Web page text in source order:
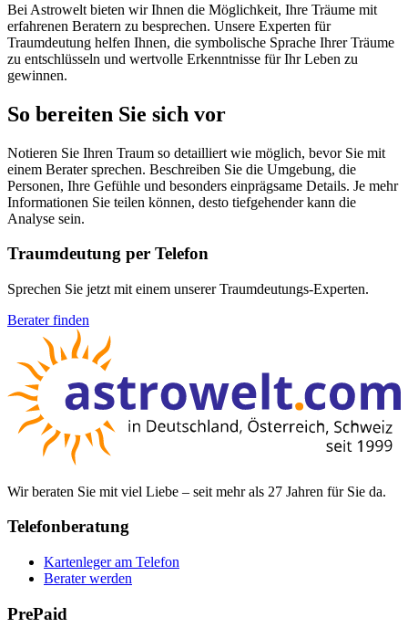
Bei Astrowelt bieten wir Ihnen die Möglichkeit, Ihre Träume mit
erfahrenen Beratern zu besprechen. Unsere Experten für
Traumdeutung helfen Ihnen, die symbolische Sprache Ihrer Träume
zu entschlüsseln und wertvolle Erkenntnisse für Ihr Leben zu
gewinnen.
So bereiten Sie sich vor
Notieren Sie Ihren Traum so detailliert wie möglich, bevor Sie mit
einem Berater sprechen. Beschreiben Sie die Umgebung, die
Personen, Ihre Gefühle und besonders einprägsame Details. Je mehr
Informationen Sie teilen können, desto tiefgehender kann die
Analyse sein.
Traumdeutung per Telefon
Sprechen Sie jetzt mit einem unserer Traumdeutungs-Experten.
Berater finden
Wir beraten Sie mit viel Liebe – seit mehr als 27 Jahren für Sie da.
Telefonberatung
Kartenleger am Telefon
Berater werden
PrePaid